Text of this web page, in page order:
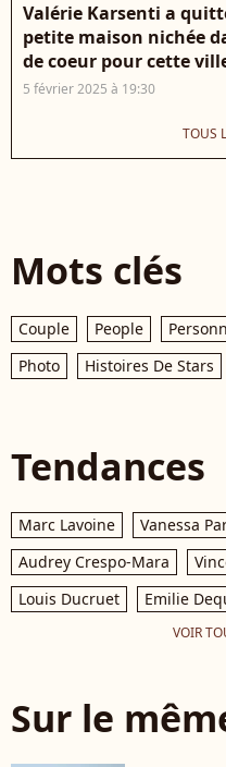
Valérie Karsenti a
petite maison nichée
de coeur pour cette
5 février 2025 à 19:30
TOUS
Mots clés
Couple People
Photo
Histoires De Stars
Tendances
Marc Lavoine Vanessa
Audrey Crespo-Mara
Louis Ducruet
Emilie
VOIR
Sur le